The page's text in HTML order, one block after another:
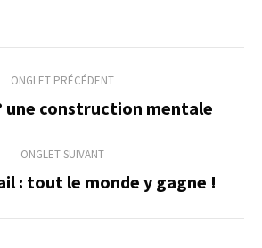
ONGLET PRÉCÉDENT
Onglet
une construction mentale
ONGLET SUIVANT
Onglet
: tout le monde y gagne !